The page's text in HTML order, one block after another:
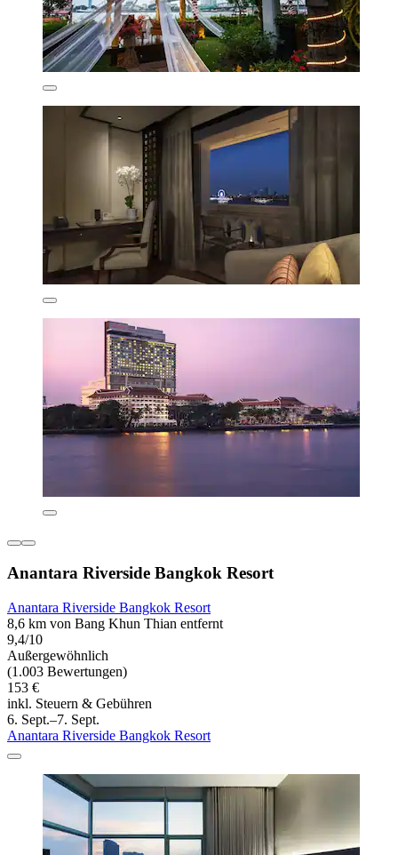
Anantara Riverside Bangkok Resort
Anantara Riverside Bangkok Resort
8,6 km von Bang Khun Thian entfernt
9,4/10
Außergewöhnlich
(1.003 Bewertungen)
153 €
inkl. Steuern & Gebühren
6. Sept.–7. Sept.
Anantara Riverside Bangkok Resort